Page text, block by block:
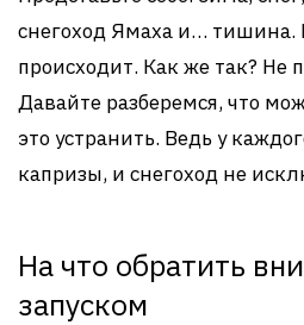
снегоход Ямаха и… тишина.
происходит. Как же так? Не
Давайте разберемся, что
это устранить. Ведь у
капризы, и снегоход не
На что обратить
запуском